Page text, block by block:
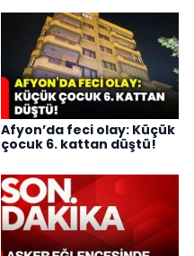
Afyon’da feci olay: Küçük
çocuk 6. kattan düştü!